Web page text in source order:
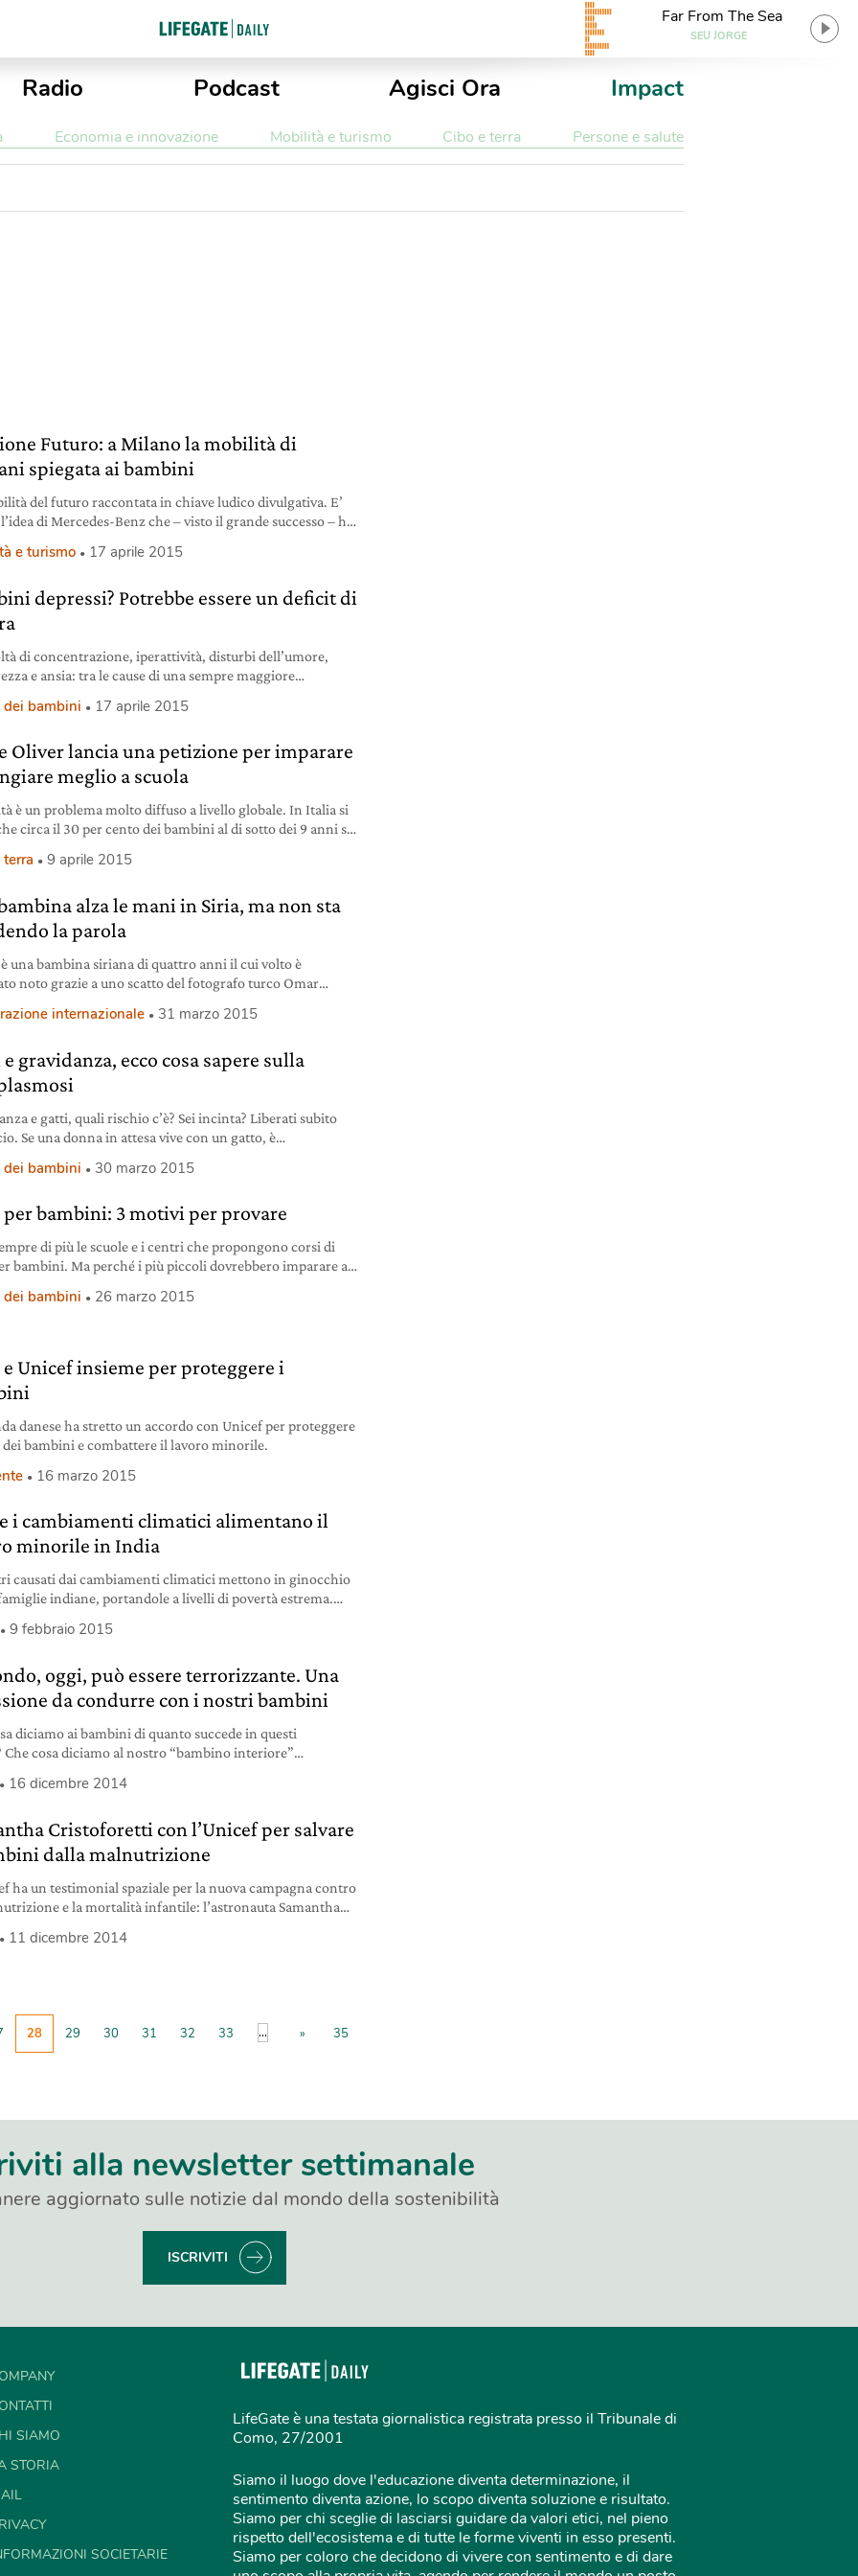
Far From The Sea
SEU JORGE
Radio Podcast Agisci Ora Impact
Economia e innovazione Mobilità e turismo Cibo e terra Persone e salute
Futuro: a Milano la mobilità di
spiegata ai bambini
del futuro raccontata in chiave ludico divulgativa. E’
di Mercedes-Benz che – visto il grande successo – ha
sede milanese del marchio tedesco, in via Gallarate 450.
è
e turismo 17 aprile 2015
depressi? Potrebbe essere un deficit di
di concentrazione, iperattività, disturbi dell’umore,
e ansia: tra le cause di una sempre maggiore
potrebbe esserci il progressivo allontanamento
avanzare questa ipotesi, teorizzando appunto l’esistenza
deficit desorder (Disturbo
dei bambini 17 aprile 2015
Oliver lancia una petizione per imparare
meglio a scuola
è un problema molto diffuso a livello globale. In Italia si
circa il 30 per cento dei bambini al di sotto dei 9 anni sia
Questa condizione si verifica quando si introducono per
terra 9 aprile 2015
alza le mani in Siria, ma non sta
la parola
è una bambina siriana di quattro anni il cui volto è
noto grazie a uno scatto del fotografo turco Omar
si vede Hudea con le mani alzate davanti alla macchina,
internazionale 31 marzo 2015
gravidanza, ecco cosa sapere sulla
e gatti, quali rischio c’è? Sei incinta? Liberati subito
Se una donna in attesa vive con un gatto, è
si chiama toxoplasmosi, una malattia infettiva,
al feto, può causare aborto
dei bambini 30 marzo 2015
per bambini: 3 motivi per provare
di più le scuole e i centri che propongono corsi di
bambini. Ma perché i più piccoli dovrebbero imparare a
dei bambini 26 marzo 2015
e Unicef insieme per proteggere i
danese ha stretto un accordo con Unicef per proteggere
bambini e combattere il lavoro minorile.
16 marzo 2015
i cambiamenti climatici alimentano il
minorile in India
causati dai cambiamenti climatici mettono in ginocchio
indiane, portandole a livelli di povertà estrema.
di trafficanti di essere umani, per farli lavorare
questa situazione drammatica è stato
9 febbraio 2015
oggi, può essere terrorizzante. Una
da condurre con i nostri bambini
diciamo ai bambini di quanto succede in questi
Che cosa diciamo al nostro “bambino interiore”
al dramma con una intensità raramente
del mondo e il mondo è presente sempre
16 dicembre 2014
Cristoforetti con l’Unicef per salvare
dalla malnutrizione
ha un testimonial spaziale per la nuova campagna contro
e la mortalità infantile: l’astronauta Samantha
11 dicembre 2014
28 29 30 31 32 33 ... » 35
alla newsletter settimanale
aggiornato sulle notizie dal mondo della sostenibilità
ISCRIVITI
SIAMO
STORIA
SOCIETARIE
LifeGate è una testata giornalistica registrata presso il Tribunale di
Como, 27/2001
Siamo il luogo dove l'educazione diventa determinazione, il
sentimento diventa azione, lo scopo diventa soluzione e risultato.
Siamo per chi sceglie di lasciarsi guidare da valori etici, nel pieno
rispetto dell'ecosistema e di tutte le forme viventi in esso presenti.
Siamo per coloro che decidono di vivere con sentimento e di dare